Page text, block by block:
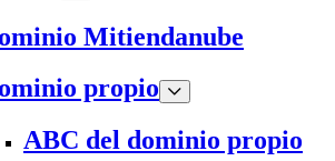
Mitiendanube
propio
ABC del dominio propio